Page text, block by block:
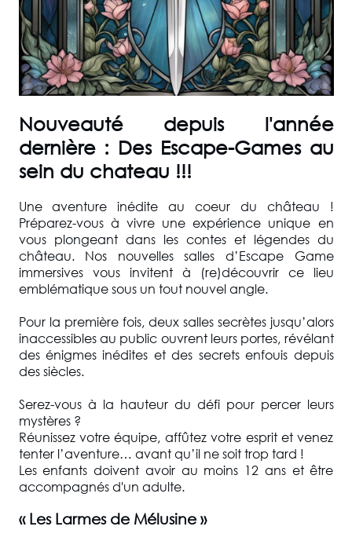
Nouveauté depuis l'année
dernière : Des Escape-Games au
sein du chateau !!!
Une aventure inédite au coeur du château !
Préparez-vous à vivre une expérience unique en
vous plongeant dans les contes et légendes du
château. Nos nouvelles salles d’Escape Game
immersives vous invitent à (re)découvrir ce lieu
emblématique sous un tout nouvel angle.
Pour la première fois, deux salles secrètes jusqu’alors
inaccessibles au public ouvrent leurs portes, révélant
des énigmes inédites et des secrets enfouis depuis
des siècles.
Serez-vous à la hauteur du défi pour percer leurs
mystères ?
Réunissez votre équipe, affûtez votre esprit et venez
tenter l’aventure… avant qu’il ne soit trop tard !
Les enfants doivent avoir au moins 12 ans et être
accompagnés d'un adulte.
« Les Larmes de Mélusine »